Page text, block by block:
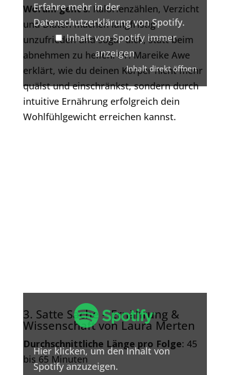
Erfahre mehr in der
Datenschutzerklärung von Spotify.
Inhalt von Spotify immer
anzeigen
Inhalt direkt öffnen
Worum geht’s: Kalorienzählen, Verzicht
und Diäten machen langfristig
unzufrieden und sogar dick, statt beim
abnehmen zu helfen. Dr. Mareike Awe
erklärt, wie du deinen Körper nicht mehr
quälst und einschränkst, sondern durch
intuitive Ernährung erfolgreich dein
Wohlfühlgewicht erreichen kannst.
Spotify
anzeigen
Hier klicken, um den Inhalt von
Spotify anzuzeigen.
3. Satte Sache – Ernährung &
Wissenschaft von Laura Merten
Durchschnittliche Länge pro Folge: 45
bis 65 Minuten